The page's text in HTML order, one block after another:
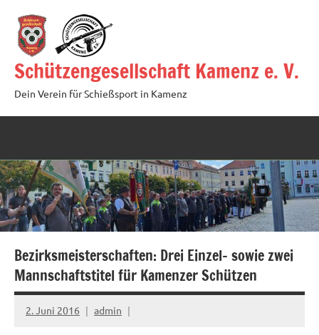
Inhalt
springen
Schützengesellschaft Kamenz e. V.
Dein Verein für Schießsport in Kamenz
Bezirksmeisterschaften: Drei Einzel- sowie zwei
Mannschaftstitel für Kamenzer Schützen
2. Juni 2016 admin